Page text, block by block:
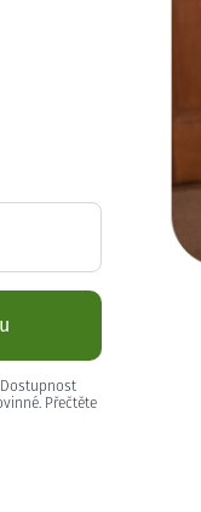
Přečtěte